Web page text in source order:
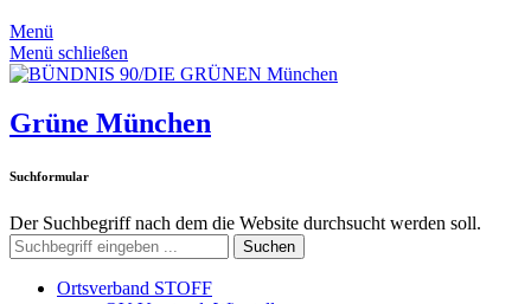
Menü
Menü schließen
Grüne München
Suchformular
Der Suchbegriff nach dem die Website durchsucht werden soll.
Suchen
Ortsverband STOFF